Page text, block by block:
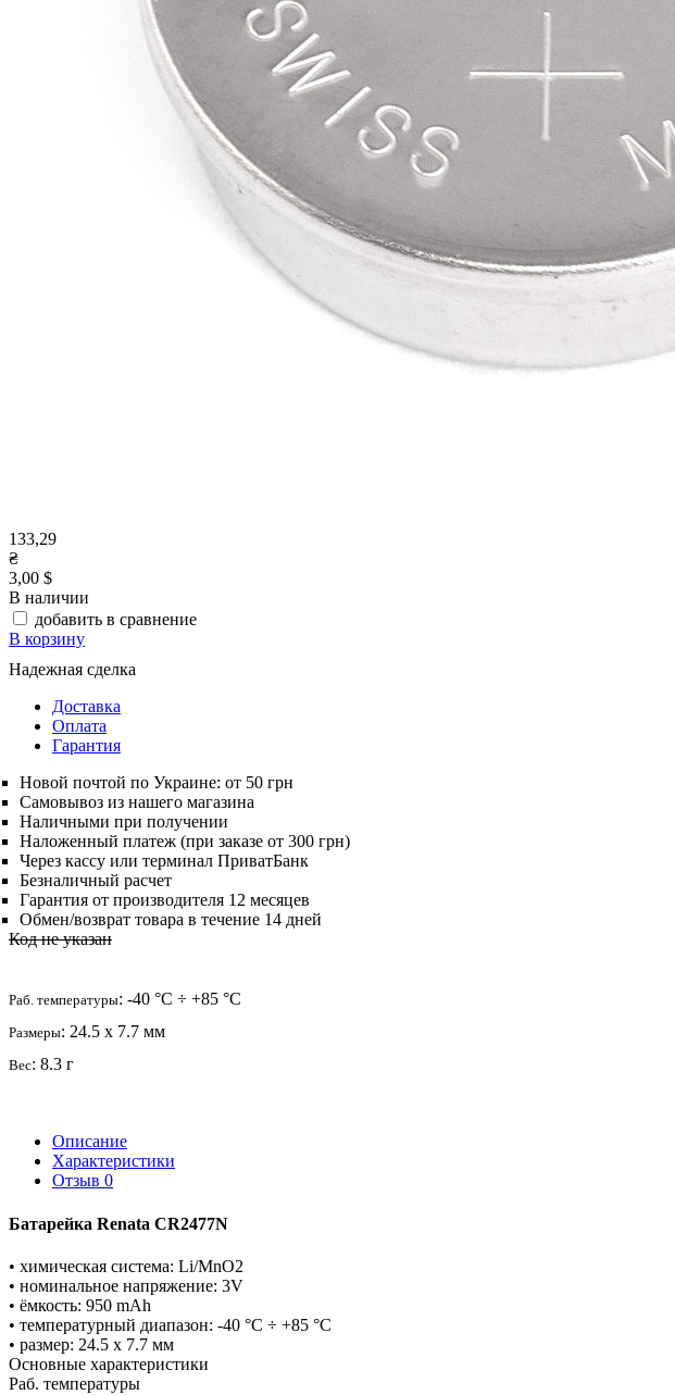
133,29
₴
3,00 $
В наличии
добавить в сравнение
В корзину
Надежная сделка
Доставка
Оплата
Гарантия
Новой почтой по Украине: от 50 грн
Самовывоз из нашего магазина
Наличными при получении
Наложенный платеж (при заказе от 300 грн)
Через кассу или терминал ПриватБанк
Безналичный расчет
Гарантия от производителя 12 месяцев
Обмен/возврат товара в течение 14 дней
Код не указан
Раб. температуры: -40 °C ÷ +85 °C
Размеры: 24.5 х 7.7 мм
Вес: 8.3 г
Описание
Характеристики
Отзыв 0
Батарейка Renata CR2477N
• химическая система: Li/MnO2
• номинальное напряжение: 3V
• ёмкость: 950 mAh
• температурный диапазон: -40 °C ÷ +85 °C
• размер: 24.5 х 7.7 мм
Основные характеристики
Раб. температуры